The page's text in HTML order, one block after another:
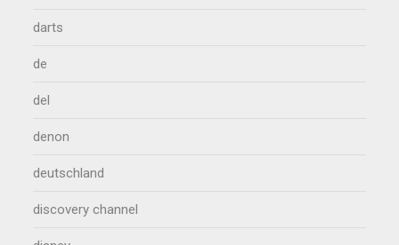
darts
de
del
denon
deutschland
discovery channel